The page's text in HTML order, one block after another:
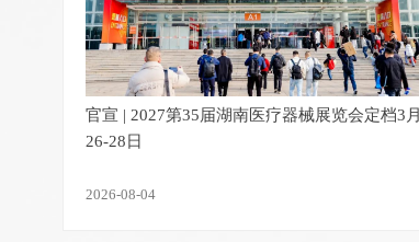
官宣 | 2027第35届湖南医疗器械展览会定档3月
26-28日
2026-08-04